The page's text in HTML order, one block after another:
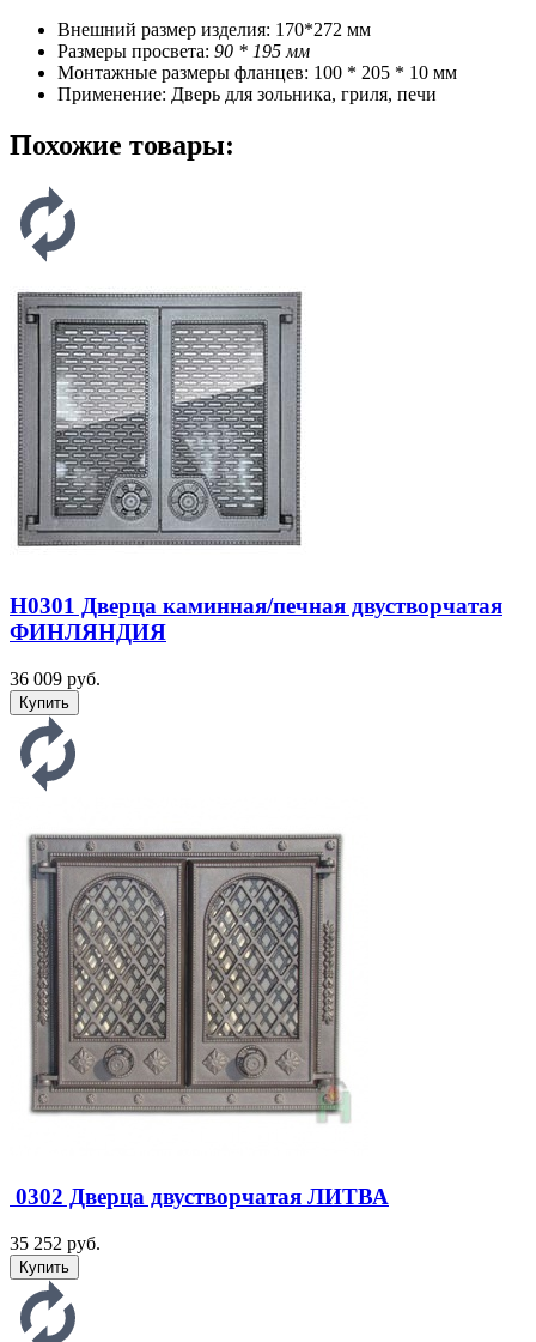
Внешний размер изделия: 170*272 мм
Размеры просвета: 90 * 195 мм
Монтажные размеры фланцев: 100 * 205 * 10 мм
Применение: Дверь для зольника, гриля, печи
Похожие товары:
H0301 Дверца каминная/печная двустворчатая
ФИНЛЯНДИЯ
36 009 руб.
0302 Дверца двустворчатая ЛИТВА
35 252 руб.